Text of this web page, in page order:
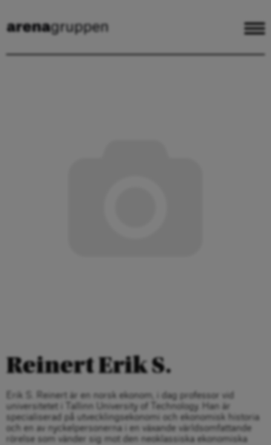
Reinert Erik S.
Erik S. Reinert är en norsk ekonom, i dag professor vid
universitetet i Tallinn University of Technology. Han är
specialiserad på utvecklingsekonomi och ekonomisk historia
och en av nyckelpersonerna i en växande världsomfattande
rörelse som vänder sig mot den neoklassiska ekonomiska